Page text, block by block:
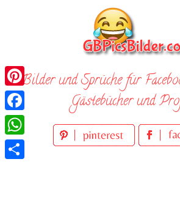
Bilder und Sprüche für
Gästebücher und
Pinterest
Facebook
WhatsApp